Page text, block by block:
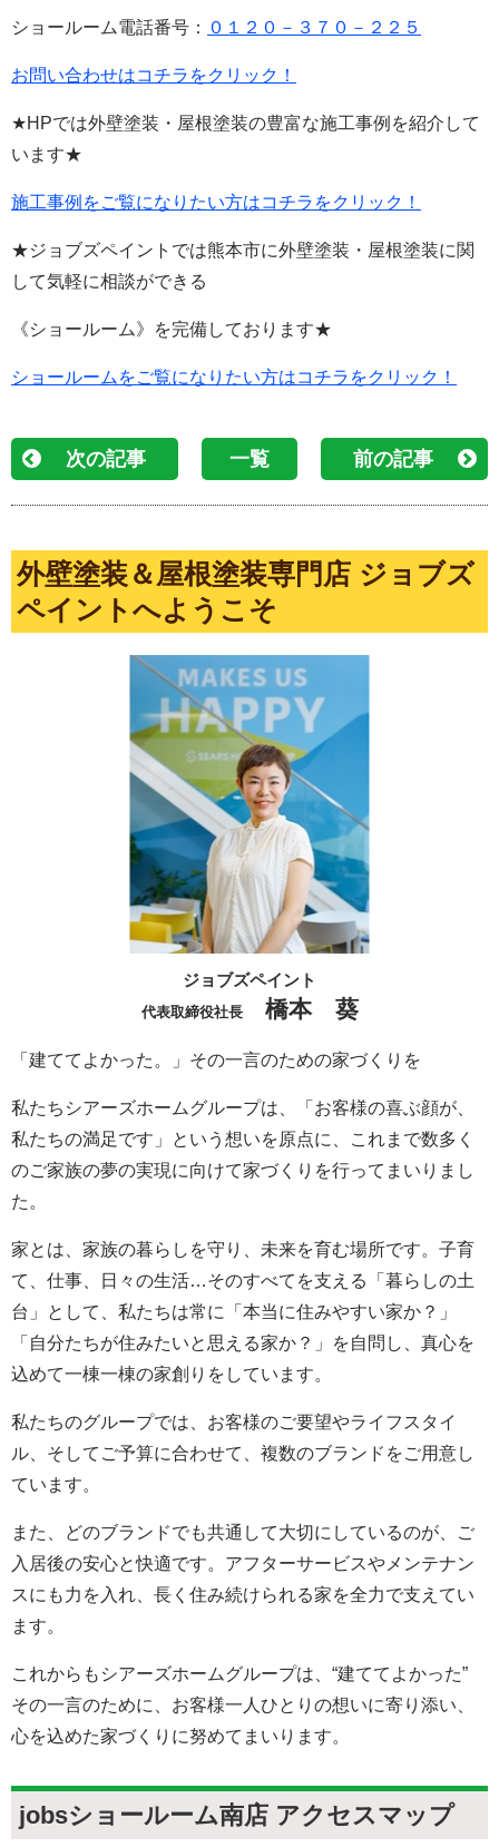
ショールーム電話番号： ０１２０－３７０－２２５
お問い合わせはコチラをクリック！
★HPでは外壁塗装・屋根塗装の豊富な施工事例を紹介して
います★
施工事例をご覧になりたい方はコチラをクリック！
★ジョブズペイントでは熊本市に外壁塗装・屋根塗装に関
して気軽に相談ができる
《ショールーム》を完備しております★
ショールームをご覧になりたい方はコチラをクリック！
次の記事 一覧 前の記事
外壁塗装＆屋根塗装専門店 ジョブズ
ペイントへようこそ
ジョブズペイント
代表取締役社長 橋本 葵
「建ててよかった。」その一言のための家づくりを
私たちシアーズホームグループは、「お客様の喜ぶ顔が、
私たちの満足です」という想いを原点に、これまで数多く
のご家族の夢の実現に向けて家づくりを行ってまいりまし
た。
家とは、家族の暮らしを守り、未来を育む場所です。子育
て、仕事、日々の生活…そのすべてを支える「暮らしの土
台」として、私たちは常に「本当に住みやすい家か？」
「自分たちが住みたいと思える家か？」を自問し、真心を
込めて一棟一棟の家創りをしています。
私たちのグループでは、お客様のご要望やライフスタイ
ル、そしてご予算に合わせて、複数のブランドをご用意し
ています。
また、どのブランドでも共通して大切にしているのが、ご
入居後の安心と快適です。アフターサービスやメンテナン
スにも力を入れ、長く住み続けられる家を全力で支えてい
ます。
これからもシアーズホームグループは、“建ててよかった”
その一言のために、お客様一人ひとりの想いに寄り添い、
心を込めた家づくりに努めてまいります。
jobsショールーム南店 アクセスマップ